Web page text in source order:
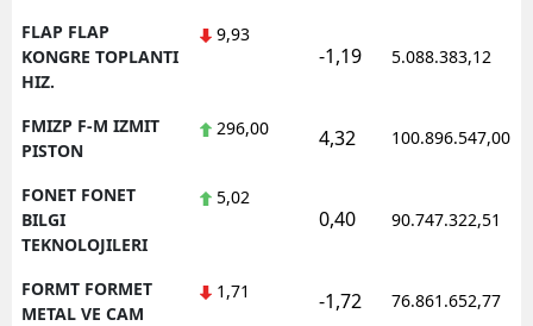
FLAP FLAP
KONGRE TOPLANTI
HIZ.
9,93
-1,19 5.088.383,12
FMIZP F-M IZMIT
PISTON
296,00 4,32 100.896.547,00
FONET FONET
BILGI
TEKNOLOJILERI
5,02
0,40 90.747.322,51
FORMT FORMET
METAL VE CAM
1,71 -1,72 76.861.652,77